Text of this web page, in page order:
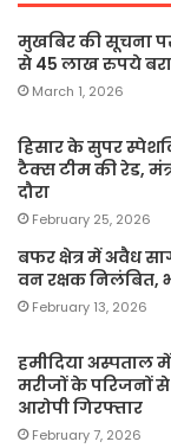
मुखबिर की सूचना
से 45 लाख रुपये
March 1, 2026
हिसार के सुपर
टैक्स टीम की रेड,
दौरा
February 25, 2026
बफर क्षेत्र में अवैध
वन रक्षक निलंबित,
February 13, 2026
हमीदिया अस्पताल
मरीजों के परिजनों
आरोपी गिरफ्तार
February 7, 2026